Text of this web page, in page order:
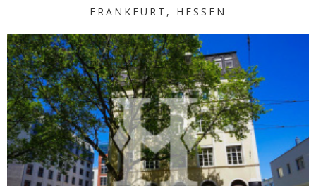
FRANKFURT, HESSEN
MEHR ERFAHREN